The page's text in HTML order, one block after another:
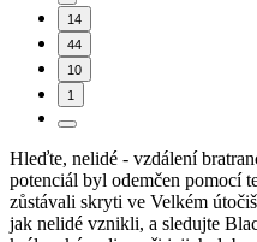
14
44
10
1
Hleďte, nelidé - vzdálení
potenciál byl odemčen pomocí
zůstávali skryti ve Velkém
jak nelidé vznikli, a sledujte